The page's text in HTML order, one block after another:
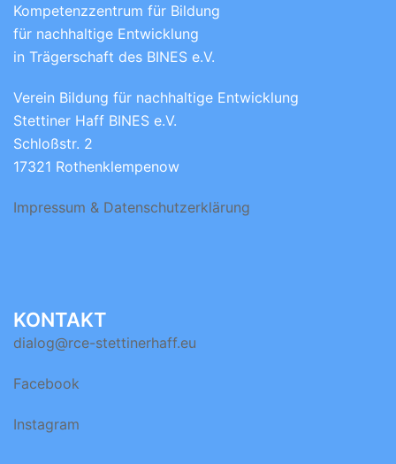
Kompetenzzentrum für Bildung
für nachhaltige Entwicklung
in Trägerschaft des BINES e.V.
Verein Bildung für nachhaltige Entwicklung
Stettiner Haff BINES e.V.
Schloßstr. 2
17321 Rothenklempenow
Impressum & Datenschutzerklärung
KONTAKT
dialog@rce-stettinerhaff.eu
Facebook
Instagram